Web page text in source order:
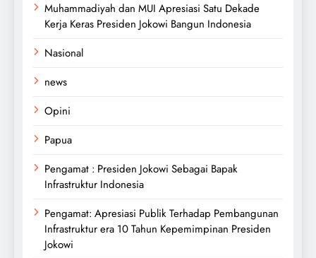
Muhammadiyah dan MUI Apresiasi Satu Dekade
Kerja Keras Presiden Jokowi Bangun Indonesia
Nasional
news
Opini
Papua
Pengamat : Presiden Jokowi Sebagai Bapak
Infrastruktur Indonesia
Pengamat: Apresiasi Publik Terhadap Pembangunan
Infrastruktur era 10 Tahun Kepemimpinan Presiden
Jokowi